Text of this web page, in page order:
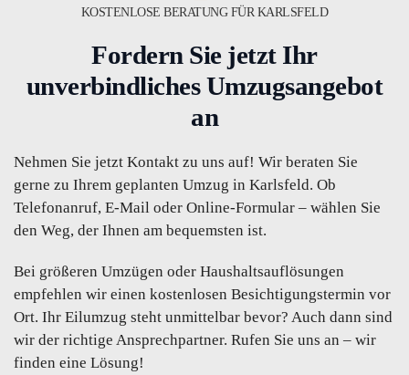
KOSTENLOSE BERATUNG FÜR KARLSFELD
Fordern Sie jetzt Ihr
unverbindliches Umzugsangebot
an
Nehmen Sie jetzt Kontakt zu uns auf! Wir beraten Sie
gerne zu Ihrem geplanten Umzug in Karlsfeld. Ob
Telefonanruf, E-Mail oder Online-Formular – wählen Sie
den Weg, der Ihnen am bequemsten ist.
Bei größeren Umzügen oder Haushaltsauflösungen
empfehlen wir einen kostenlosen Besichtigungstermin vor
Ort. Ihr Eilumzug steht unmittelbar bevor? Auch dann sind
wir der richtige Ansprechpartner. Rufen Sie uns an – wir
finden eine Lösung!